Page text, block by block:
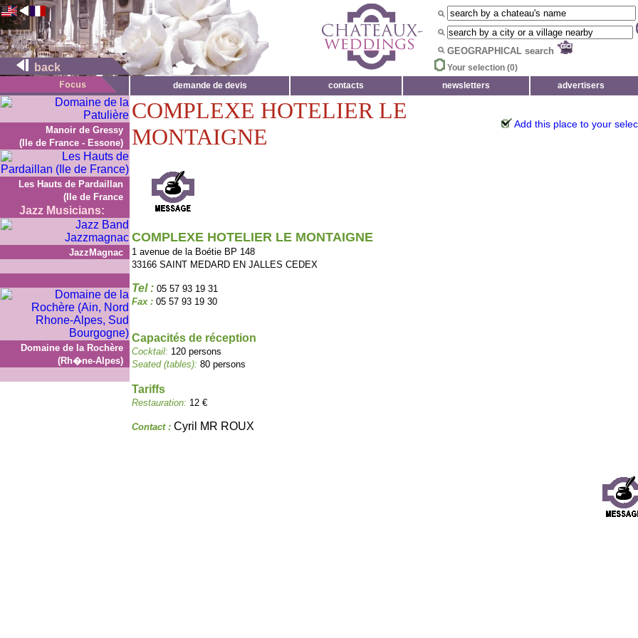
back
GEOGRAPHICAL search
Your selection (0)
demande de devis
contacts newsletters advertisers
Manoir de Gressy
(Ile de France - Essone)
Les Hauts de Pardaillan
(Ile de France
Jazz Musicians:
JazzMagnac
Domaine de la Rochère
(Rh�ne-Alpes)
COMPLEXE HOTELIER LE
MONTAIGNE
Add this place to your
COMPLEXE HOTELIER LE MONTAIGNE
1 avenue de la Boétie BP 148
33166 SAINT MEDARD EN JALLES CEDEX
Tel : 05 57 93 19 31
Fax : 05 57 93 19 30
Capacités de réception
Cocktail: 120 persons
Seated (tables): 80 persons
Tariffs
Restauration: 12 €
Contact : Cyril MR ROUX